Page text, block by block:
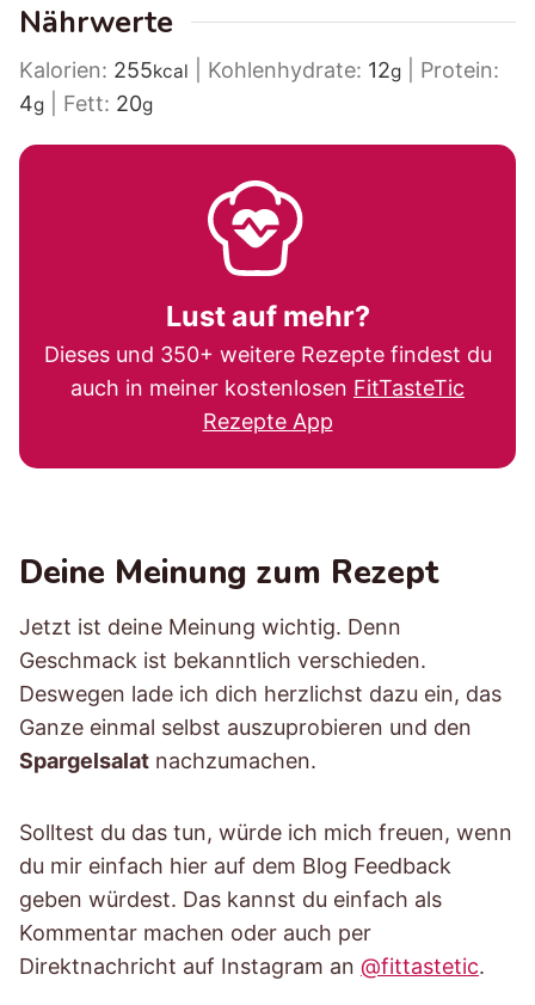
Nährwerte
Kalorien: 255kcal Kohlenhydrate: 12g
Protein:
4g Fett: 20g
Lust auf mehr?
Dieses und 350+ weitere Rezepte findest du
auch in meiner kostenlosen FitTasteTic
Rezepte App
Deine Meinung zum Rezept
Jetzt ist deine Meinung wichtig. Denn
Geschmack ist bekanntlich verschieden.
Deswegen lade ich dich herzlichst dazu ein, das
Ganze einmal selbst auszuprobieren und den
Spargelsalat nachzumachen.
Solltest du das tun, würde ich mich freuen, wenn
du mir einfach hier auf dem Blog Feedback
geben würdest. Das kannst du einfach als
Kommentar machen oder auch per
Direktnachricht auf Instagram an @fittastetic.